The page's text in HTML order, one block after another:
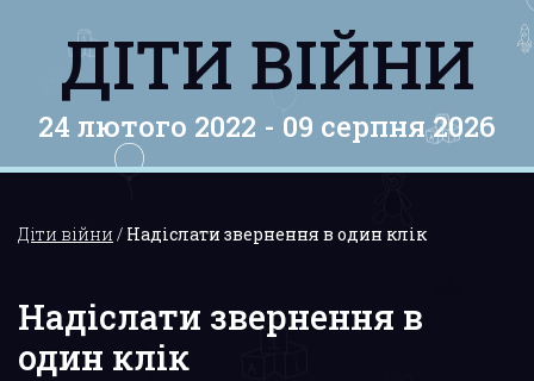
ДІТИ ВІЙНИ
24 лютого 2022 - 09 серпня 2026
Діти війни / Надіслати звернення в один клік
Надіслати звернення в
один клік